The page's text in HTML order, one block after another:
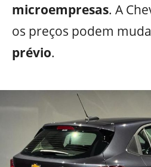
microempresas. A
os preços podem
prévio.